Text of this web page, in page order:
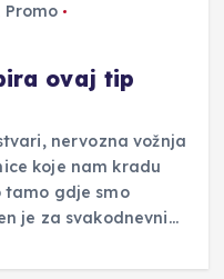
Promo
ovaj tip
nervozna vožnja
koje nam kradu
tamo gdje smo
je za svakodnevni…